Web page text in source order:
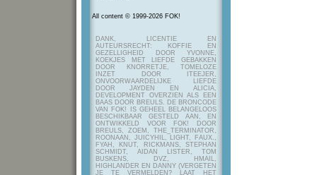
All content © 1999-2026 FOK!
DANK, LICENTIE EN
AUTEURSRECHT: KOFFIE EN
GEZELLIGHEID DOOR YVONNE,
KOEKJES MET LIEFDE GEBAKKEN
DOOR KNORRETJE, TOMELOZE
INZET DOOR ITEEJER,
ONVOORWAARDELIJKE LIEFDE
DOOR JAYDEN EN ALICIA,
DEVELOPMENT OVERZIEN ALS EEN
BAAS DOOR BREULS. DE BRONCODE
VAN FOK! IS GEHEEL BELANGELOOS
BESCHIKBAAR GESTELD AAN, EN
ONTWIKKELD VOOR FOK! DOOR
BREULS, ZOEM, THE_TERMINATOR,
ROONAAN, JUICYHIL, LIGHT, FAUX.,
FYAH, KNUT, RICKMANS, STEPHAN
SCHMIDT, AIDAN LISTER, TOM
BUSKENS, DVZ, HMAIL,
HIGHLANDER EN DANNY (VERGETEN
JE TE VERMELDEN? LAAT HET